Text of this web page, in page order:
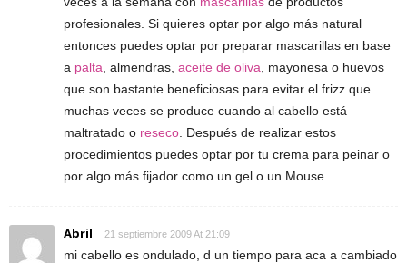
profesionales. Si quieres optar por algo más natural
entonces puedes optar por preparar mascarillas en base
a palta , almendras, aceite de oliva , mayonesa o huevos
que son bastante beneficiosas para evitar el frizz que
muchas veces se produce cuando al cabello está
maltratado o reseco . Después de realizar estos
procedimientos puedes optar por tu crema para peinar o
por algo más fijador como un gel o un Mouse.
Abril 21 septiembre 2009 At 21:09
mi cabello es ondulado, d un tiempo para aca a cambiado